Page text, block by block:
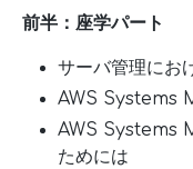
前半：座学パート
サーバ管理にお
AWS Systems
AWS Systems
ためには